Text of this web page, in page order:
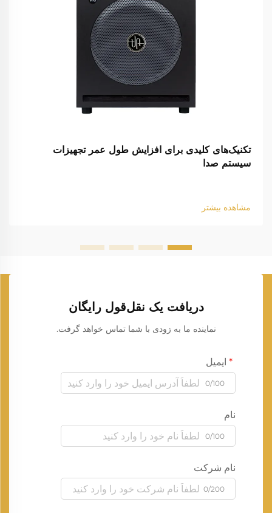
تکنیک‌های کلیدی برای افزایش طول عمر تجهیزات
سیستم صدا
مشاهده بیشتر
دریافت یک نقل‌قول رایگان
نماینده ما به زودی با شما تماس خواهد گرفت.
ایمیل
0/100
نام
0/100
نام شرکت
0/200